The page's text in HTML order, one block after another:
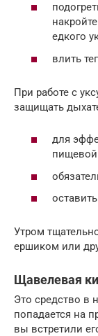
едкого
влить
При работе с
защищать
для
пищевой
Утром
ершиком или
Щавелевая
Это средство в
попадается на
вы встретили